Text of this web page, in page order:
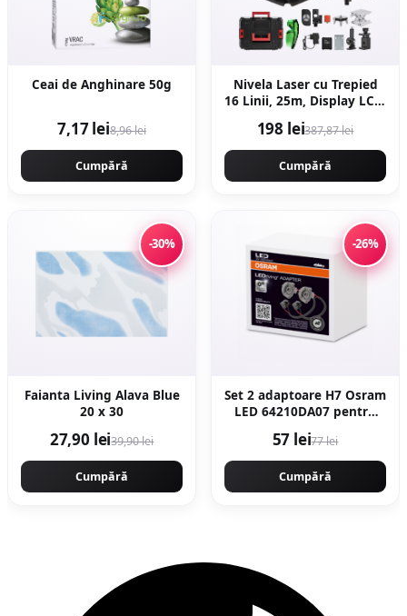
Ceai de Anghinare 50g
7,17 lei8,96 lei
Cumpără
Nivela Laser cu Trepied
16 Linii, 25m, Display LCD,
±0.2 mm/1m, Profesional,
CAMPION PROFESIONAL
CMP1727
198 lei387,87 lei
Cumpără
-30%
Faianta Living Alava Blue
20 x 30
27,90 lei39,90 lei
Cumpără
-26%
Set 2 adaptoare H7 Osram
LED 64210DA07 pentru
57 lei77 lei
Cumpără